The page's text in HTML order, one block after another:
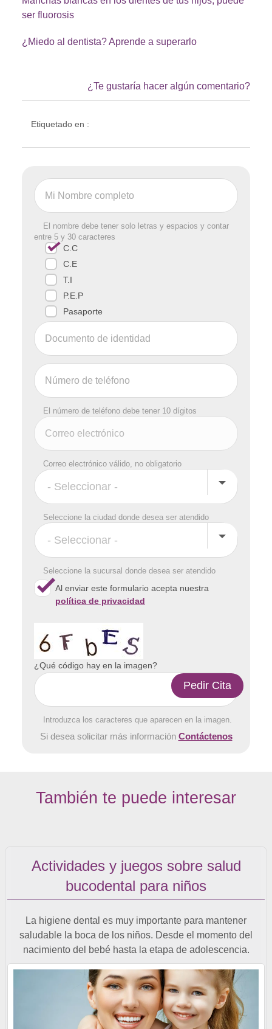
ser fluorosis
¿Miedo al dentista? Aprende a superarlo
¿Te gustaría hacer algún comentario?
Etiquetado en :
El nombre debe tener solo letras y espacios y contar
entre 5 y 30 caracteres
C.C
C.E
T.I
P.E.P
Pasaporte
El número de teléfono debe tener 10 dígitos
Correo electrónico válido, no obligatorio
Seleccione la ciudad donde desea ser atendido
Seleccione la sucursal donde desea ser atendido
Al enviar este formulario acepta nuestra
política de privacidad
¿Qué código hay en la imagen?
Introduzca los caracteres que aparecen en la imagen.
Si desea solicitar más información Contáctenos
También te puede interesar
Actividades y juegos sobre salud
bucodental para niños
La higiene dental es muy importante para mantener
saludable la boca de los niños. Desde el momento del
nacimiento del bebé hasta la etapa de adolescencia.